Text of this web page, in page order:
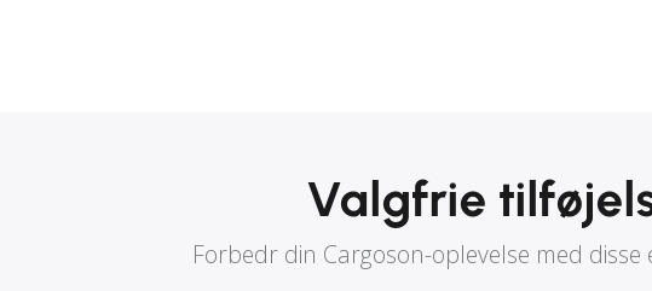
Valgfrie
Forbedr din Cargoson-oplevelse med